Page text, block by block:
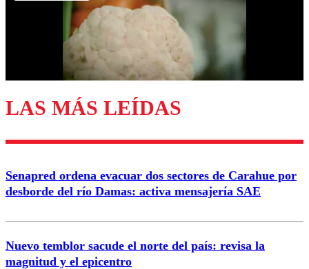
Enviar comentario
LAS MÁS LEÍDAS
Senapred ordena evacuar dos sectores de Carahue por
desborde del río Damas: activa mensajería SAE
Nuevo temblor sacude el norte del país: revisa la
magnitud y el epicentro